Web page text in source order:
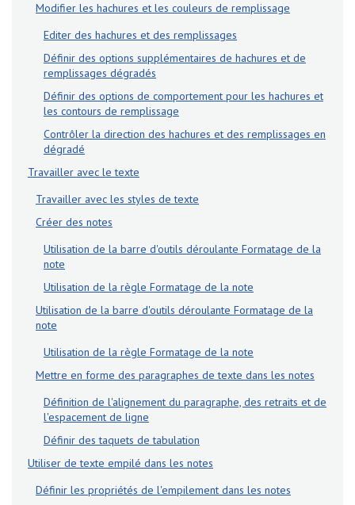
Modifier les hachures et les couleurs de remplissage
Editer des hachures et des remplissages
Définir des options supplémentaires de hachures et de
remplissages dégradés
Définir des options de comportement pour les hachures et
les contours de remplissage
Contrôler la direction des hachures et des remplissages en
dégradé
Travailler avec le texte
Travailler avec les styles de texte
Créer des notes
Utilisation de la barre d'outils déroulante Formatage de la
note
Utilisation de la règle Formatage de la note
Utilisation de la barre d'outils déroulante Formatage de la
note
Utilisation de la règle Formatage de la note
Mettre en forme des paragraphes de texte dans les notes
Définition de l'alignement du paragraphe, des retraits et de
l'espacement de ligne
Définir des taquets de tabulation
Utiliser de texte empilé dans les notes
Définir les propriétés de l'empilement dans les notes